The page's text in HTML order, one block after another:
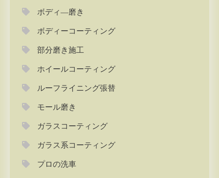
ボディ―磨き
ボディーコーティング
部分磨き施工
ホイールコーティング
ルーフライニング張替
モール磨き
ガラスコーティング
ガラス系コーティング
プロの洗車